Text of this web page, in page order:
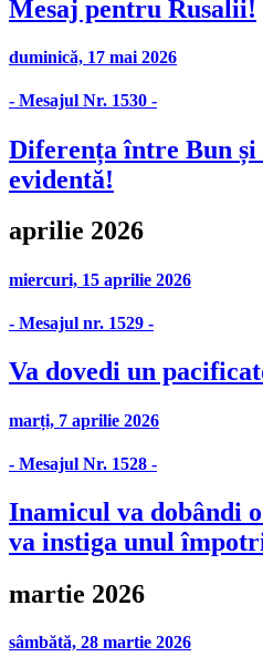
Mesaj pentru Rusalii!
duminică, 17 mai 2026
- Mesajul Nr. 1530 -
Diferența între Bun și
evidentă!
aprilie 2026
miercuri, 15 aprilie 2026
- Mesajul nr. 1529 -
Va dovedi un
marți, 7 aprilie 2026
- Mesajul Nr. 1528 -
Inamicul va dobândi
va instiga unul
martie 2026
sâmbătă, 28 martie 2026